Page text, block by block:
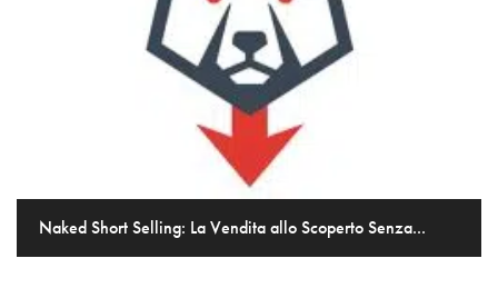
Naked Short Selling: La Vendita allo Scoperto Senza...